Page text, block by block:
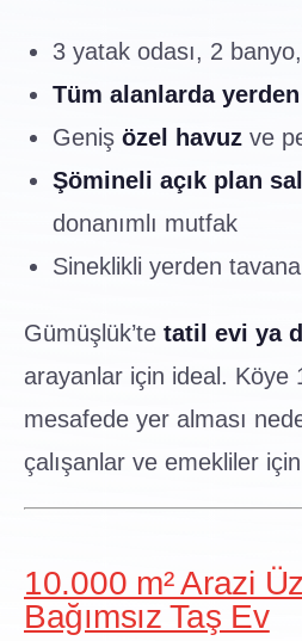
3 yatak odası, 2
Tüm alanlarda
Geniş özel havuz ve
Şömineli açık plan
donanımlı mutfak
Sineklikli yerden
Gümüşlük’te tatil evi ya
arayanlar için ideal. Köye
mesafede yer alması
çalışanlar ve emekliler
10.000 m² Arazi
Bağımsız Taş Ev